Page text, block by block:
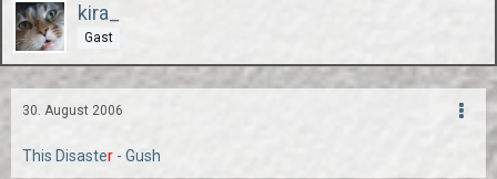
kira_
Gast
30. August 2006
This Disaster - Gush